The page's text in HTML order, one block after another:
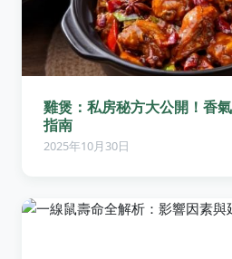
雞煲：私房秘方大公開！香
指南
2025年10月30日